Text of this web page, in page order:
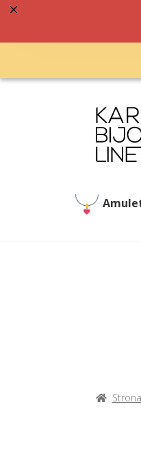
Przejdź
do
nawigacji
Przejdź
do
treści